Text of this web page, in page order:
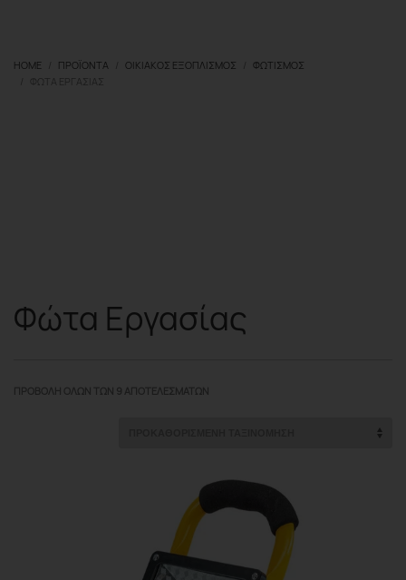
HOME ΠΡΟΪΌΝΤΑ ΟΙΚΙΑΚΌΣ ΕΞΟΠΛΙΣΜΌΣ
ΦΩΤΙΣΜΌΣ
ΦΏΤΑ ΕΡΓΑΣΊΑΣ
Φώτα Εργασίας
ΠΡΟΒΟΛΉ ΌΛΩΝ ΤΩΝ 9 ΑΠΟΤΕΛΕΣΜΆΤΩΝ